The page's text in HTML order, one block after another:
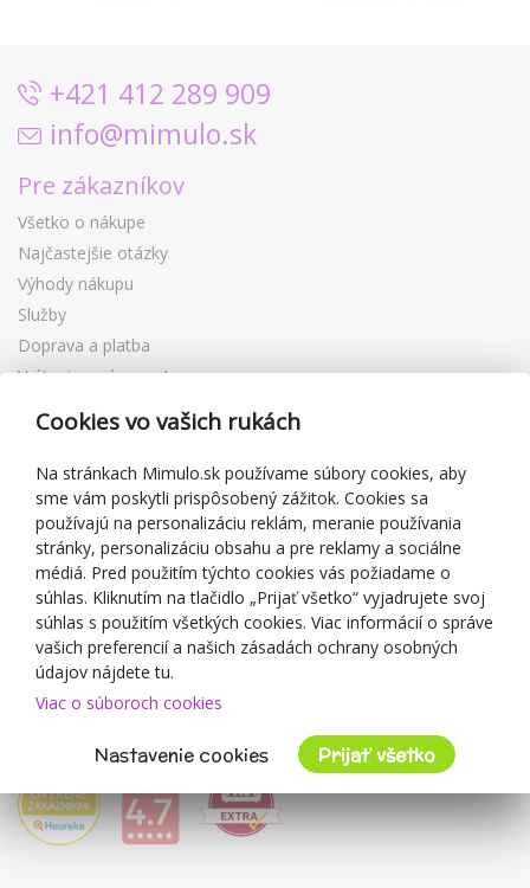
+421 412 289 909
info@mimulo.sk
Pre zákazníkov
Všetko o nákupe
Najčastejšie otázky
Výhody nákupu
Služby
Doprava a platba
Vrátenie a výmena tovaru
Reklamácia
Darčekové poukážky
Zľavové kupóny
Blog
O predajcovi
Mimulo.sk
Obchodné podmienky
Ochrana osobných údajov GDPR
Kontakty
Spolupracujeme
Cookies vo vašich rukách
Na stránkach Mimulo.sk používame súbory cookies, aby
sme vám poskytli prispôsobený zážitok. Cookies sa
používajú na personalizáciu reklám, meranie používania
stránky, personalizáciu obsahu a pre reklamy a sociálne
médiá. Pred použitím týchto cookies vás požiadame o
súhlas. Kliknutím na tlačidlo „Prijať všetko“ vyjadrujete svoj
súhlas s použitím všetkých cookies. Viac informácií o správe
vašich preferencií a našich zásadách ochrany osobných
údajov nájdete tu.
Viac o súboroch cookies
Nastavenie cookies Prijať všetko